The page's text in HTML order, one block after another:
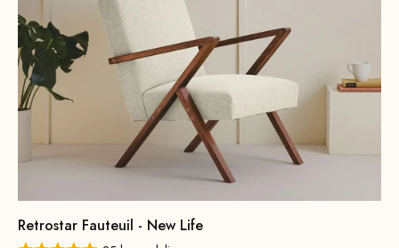
Retrostar Fauteuil - New Life